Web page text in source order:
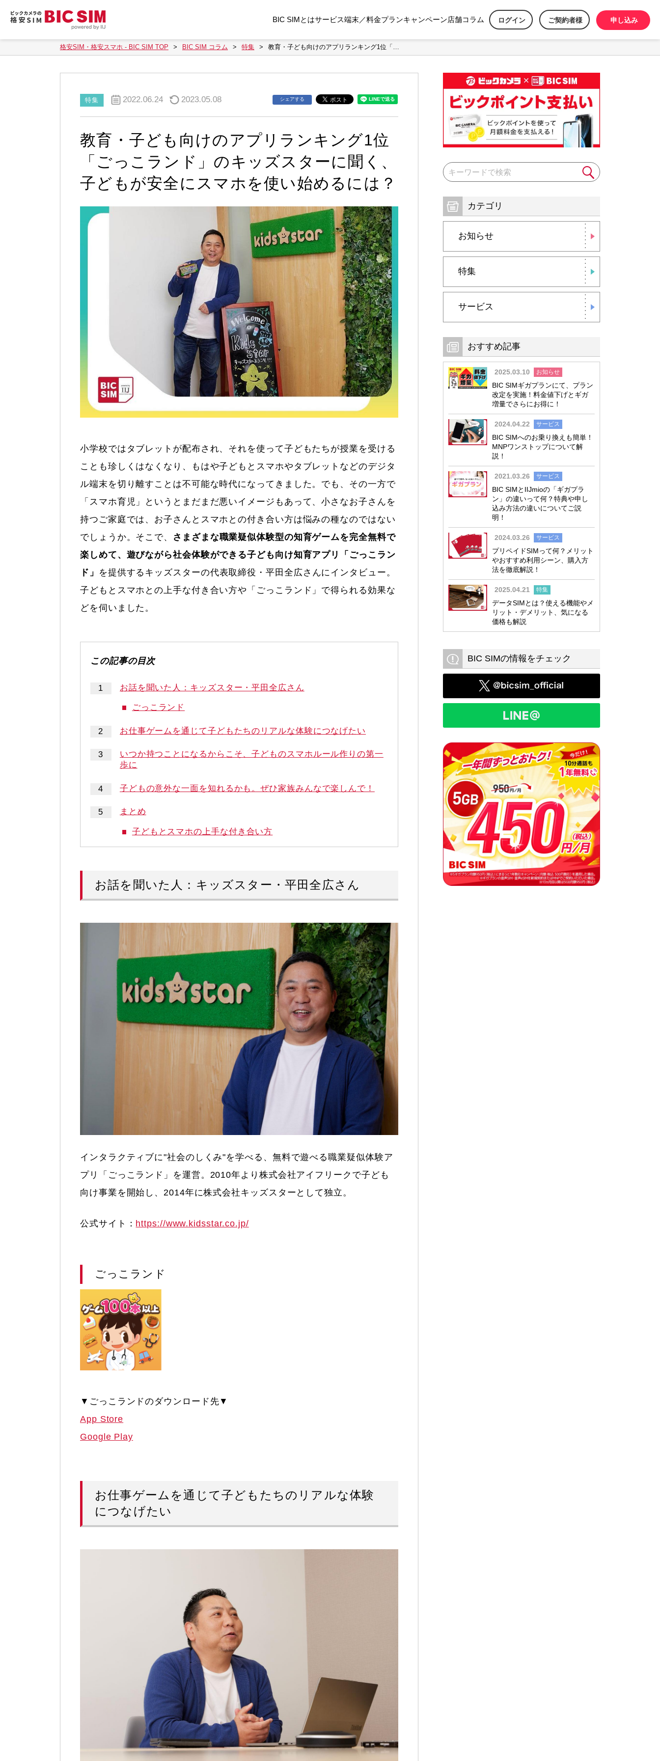
BIC SIMとはサービス端末／料金プランキャンペーン店舗コラム ログイン ご契約者様 申し込み
格安SIM・格安スマホ - BIC SIM TOP BIC SIM コラム 特集 教育・子ども向けのアプリランキング1位「…
シェアする
特集 2022.06.24 2023.05.08
教育・子ども向けのアプリランキング1位
「ごっこランド」のキッズスターに聞く、
子どもが安全にスマホを使い始めるには？
小学校ではタブレットが配布され、それを使って子どもたちが授業を受ける
ことも珍しくはなくなり、もはや子どもとスマホやタブレットなどのデジタ
ル端末を切り離すことは不可能な時代になってきました。でも、その一方で
「スマホ育児」というとまだまだ悪いイメージもあって、小さなお子さんを
持つご家庭では、お子さんとスマホとの付き合い方は悩みの種なのではない
でしょうか。そこで、 さまざまな職業疑似体験型の知育ゲームを完全無料で
楽しめて、遊びながら社会体験ができる子ども向け知育アプリ「ごっこラン
ド」
を提供するキッズスターの代表取締役・平田全広さんにインタビュー。
子どもとスマホとの上手な付き合い方や「ごっこランド」で得られる効果な
どを伺いました。
お話を聞いた人：キッズスター・平田全広さん
ごっこランド
お仕事ゲームを通じて子どもたちのリアルな体験につなげたい
いつか持つことになるからこそ、子どものスマホルール作りの第一
歩に
子どもの意外な一面を知れるかも。ぜひ家族みんなで楽しんで！
まとめ
子どもとスマホの上手な付き合い方
お話を聞いた人：キッズスター・平田全広さん
インタラクティブに"社会のしくみ"を学べる、無料で遊べる職業疑似体験ア
プリ「ごっこランド」を運営。2010年より株式会社アイフリークで子ども
向け事業を開始し、2014年に株式会社キッズスターとして独立。
公式サイト： https://www.kidsstar.co.jp/
ごっこランド
▼ごっこランドのダウンロード先▼
App Store
Google Play
お仕事ゲームを通じて子どもたちのリアルな体験
につなげたい
カテゴリ
お知らせ
特集
サービス
おすすめ記事
2025.03.10 お知らせ
BIC SIMギガプランにて、プラン
改定を実施！料金値下げとギガ
増量でさらにお得に！
2024.04.22 サービス
BIC SIMへのお乗り換えも簡単！
MNPワンストップについて解
説！
2021.03.26 サービス
BIC SIMとIIJmioの「ギガプラ
ン」の違いって何？特典や申し
込み方法の違いについてご説
明！
2024.03.26 サービス
プリペイドSIMって何？メリット
やおすすめ利用シーン、購入方
法を徹底解説！
2025.04.21 特集
データSIMとは？使える機能やメ
リット・デメリット、気になる
価格も解説
BIC SIMの情報をチェック